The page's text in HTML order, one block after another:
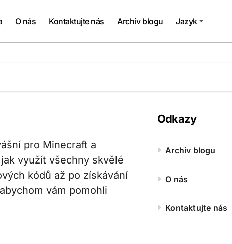
O nás Kontaktujte nás Archiv blogu Jazyk
pro Minecraft a
využít všechny skvělé
kódů až po získávání
vám pomohli
Odkazy
Archiv blogu
O nás
Kontaktujte nás